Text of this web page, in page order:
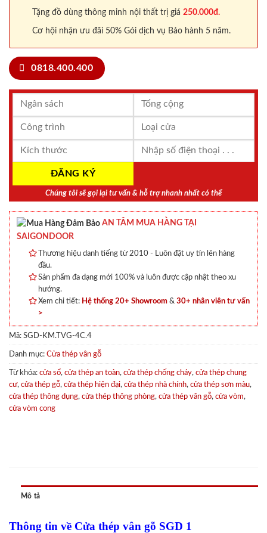
Tặng đồ dùng thông minh nội thất trị giá 250.000đ.
Cơ hội nhận ưu đãi 50% Gói dịch vụ Bảo hành 5 năm.
0818.400.400
Chúng tôi sẽ gọi lại tư vấn & hỗ trợ nhanh nhất có thể
AN TÂM MUA HÀNG TẠI
SAIGONDOOR
Thương hiệu danh tiếng từ 2010 - Luôn đặt uy tín lên hàng
đầu.
Sản phẩm đa dạng mới 100% và luôn được cập nhật theo xu
hướng.
Xem chi tiết: Hệ thống 20+ Showroom & 30+ nhân viên tư vấn
>
Mã: SGD-KM.TVG-4C.4
Danh mục: Cửa thép vân gỗ
Từ khóa: cửa sổ, cửa thép an toàn, cửa thép chống cháy, cửa thép chung
cư, cửa thép gỗ, cửa thép hiện đại, cửa thép nhà chính, cửa thép sơn màu,
cửa thép thông dụng, cửa thép thông phòng, cửa thép vân gỗ, cửa vòm,
cửa vòm cong
Mô tả
Thông tin về Cửa thép vân gỗ SGD 1